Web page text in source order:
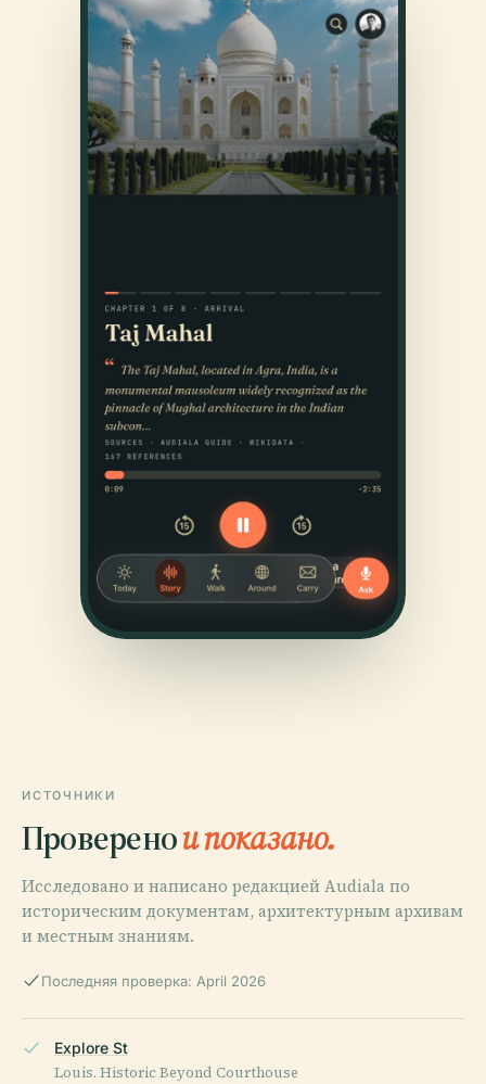
ИСТОЧНИКИ
Проверенои показано.
Исследовано и написано редакцией Audiala по
историческим документам, архитектурным архивам
и местным знаниям.
Последняя проверка: April 2026
Explore St
Louis. Historic Beyond Courthouse